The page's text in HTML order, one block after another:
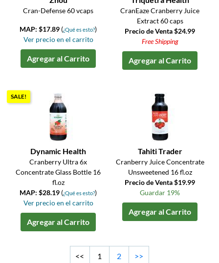
Cran-Defense 60 vcaps
MAP: $17.89 (¿Qué es esto?)
Ver precio en el carrito
Agregar al Carrito
CranEaze Cranberry Juice
Extract 60 caps
Precio de Venta $24.99
Free Shipping
Agregar al Carrito
SALE!
Dynamic Health
Cranberry Ultra 6x
Concentrate Glass Bottle 16
fl.oz
MAP: $28.19 (¿Qué es esto?)
Ver precio en el carrito
Agregar al Carrito
Tahiti Trader
Cranberry Juice Concentrate
Unsweetened 16 fl.oz
Precio de Venta $19.99
Guardar 19%
Agregar al Carrito
<< 1 2 >>